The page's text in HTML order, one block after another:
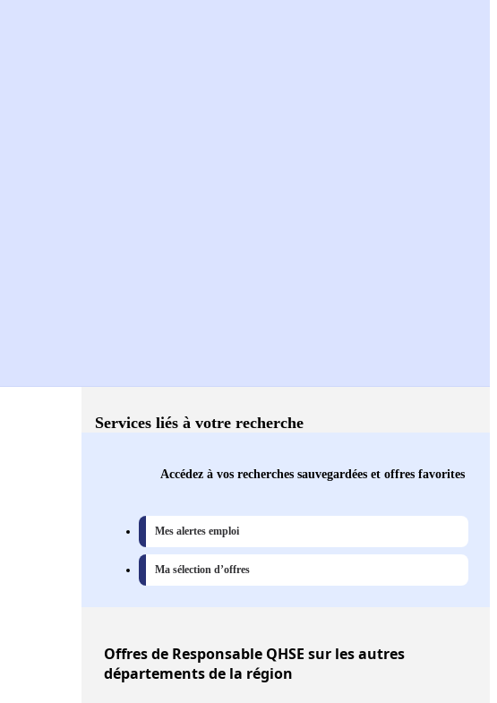
Services liés à votre recherche
Accédez à vos recherches sauvegardées et offres favorites
Mes alertes emploi
Ma sélection d’offres
Offresde Responsable QHSE sur les autres
départements de la région